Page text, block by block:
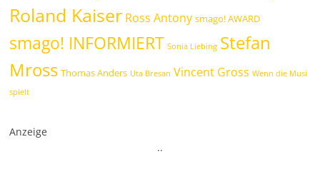
Roland Kaiser Ross Antony smago! AWARD
smago! INFORMIERT Sonia Liebing Stefan
Mross Thomas Anders Uta Bresan Vincent Gross Wenn die Musi
spielt
Anzeige
..